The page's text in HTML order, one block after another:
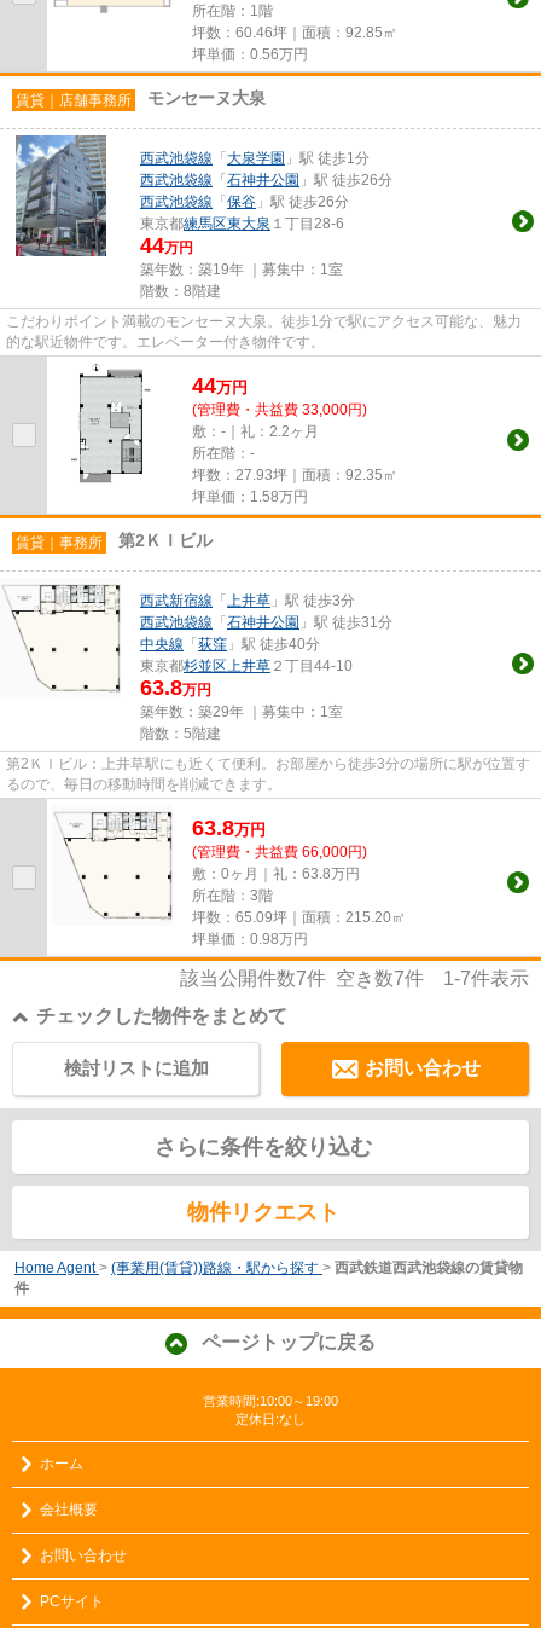
所在階：1階
坪数：60.46坪｜面積：92.85㎡
坪単価： 0.56万円
賃貸｜店舗事務所 モンセーヌ大泉
西武池袋線 「 大泉学園 」駅 徒歩1分
西武池袋線 「 石神井公園 」駅 徒歩26分
西武池袋線 「 保谷 」駅 徒歩26分
東京都練馬区東大泉 １丁目28-6
44万円
築年数：築19年 ｜募集中： 1室
階数：8階建
こだわりポイント満載のモンセーヌ大泉。徒歩1分で駅にアクセス可能な、魅力
的な駅近物件です。エレベーター付き物件です。
44万円
(管理費・共益費 33,000円)
敷：-｜礼：2.2ヶ月
所在階：-
坪数：27.93坪｜面積：92.35㎡
坪単価： 1.58万円
賃貸｜事務所 第2ＫＩビル
西武新宿線 「 上井草 」駅 徒歩3分
西武池袋線 「 石神井公園 」駅 徒歩31分
中央線 「 荻窪 」駅 徒歩40分
東京都杉並区上井草 ２丁目44-10
63.8万円
築年数：築29年 ｜募集中： 1室
階数：5階建
第2ＫＩビル：上井草駅にも近くて便利。お部屋から徒歩3分の場所に駅が位置す
るので、毎日の移動時間を削減できます。
63.8万円
(管理費・共益費 66,000円)
敷：0ヶ月｜礼：63.8万円
所在階：3階
坪数：65.09坪｜面積：215.20㎡
坪単価： 0.98万円
該当公開件数7件 空き数7件 1-7件表示
チェックした物件をまとめて
お問い合わせ
検討リストに追加
さらに条件を絞り込む
物件リクエスト
Home Agent > (事業用(賃貸))路線・駅から探す > 西武鉄道西武池袋線の賃貸物
件
ページトップに戻る
営業時間:10:00～19:00
定休日:なし
ホーム
会社概要
お問い合わせ
PCサイト